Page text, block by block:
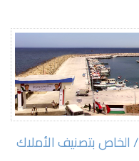
رئاسة مجلس الوزراء تصدر القرار/24/ الخاص بتصنيف الأملاك